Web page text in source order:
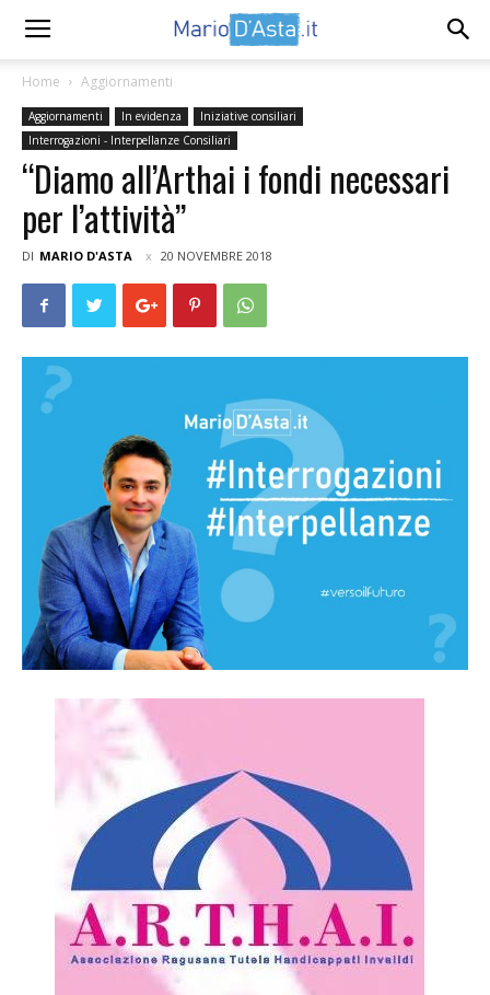
Home Aggiornamenti
Aggiornamenti In evidenza
Iniziative consiliari
Interrogazioni - Interpellanze Consiliari
“Diamo all’Arthai i fondi necessari
per l’attività”
DI MARIO D'ASTA 20 NOVEMBRE 2018